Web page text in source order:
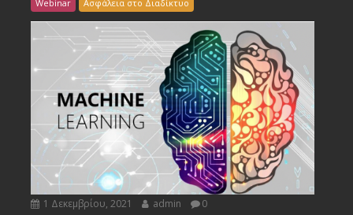
Webinar Ασφάλεια στο Διαδίκτυο
1 Δεκεμβρίου, 2021 admin 0